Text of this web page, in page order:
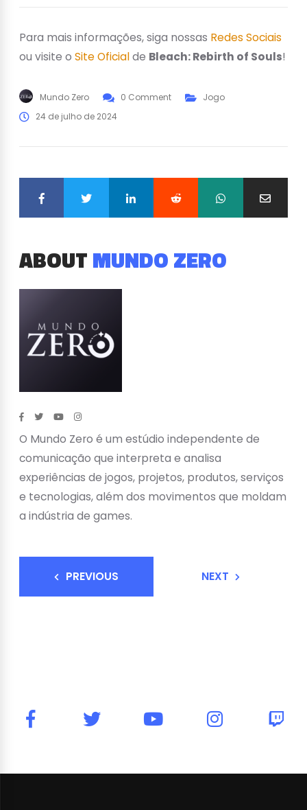
Para mais informações, siga nossas Redes Sociais
ou visite o Site Oficialde Bleach: Rebirth of Souls!
Mundo Zero 0 Comment
Jogo
24 de julho de 2024
ABOUTMUNDO ZERO
O Mundo Zero é um estúdio independente de
comunicação que interpreta e analisa
experiências de jogos, projetos, produtos, serviços
e tecnologias, além dos movimentos que moldam
a indústria de games.
PREVIOUS NEXT